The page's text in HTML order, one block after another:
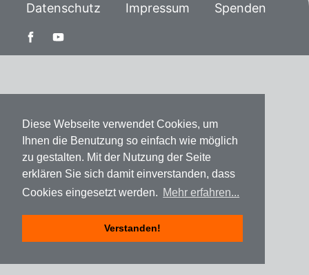
Diese Webseite verwendet Cookies, um
Ihnen die Benutzung so einfach wie möglich
zu gestalten. Mit der Nutzung der Seite
erklären Sie sich damit einverstanden, dass
Cookies eingesetzt werden. Mehr erfahren...
Verstanden!
Datenschutz Impressum Spenden